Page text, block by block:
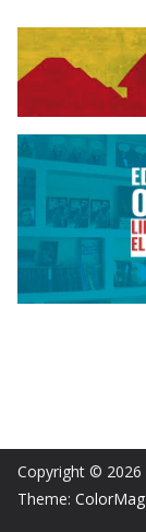
Copyright © 2026
Theme: